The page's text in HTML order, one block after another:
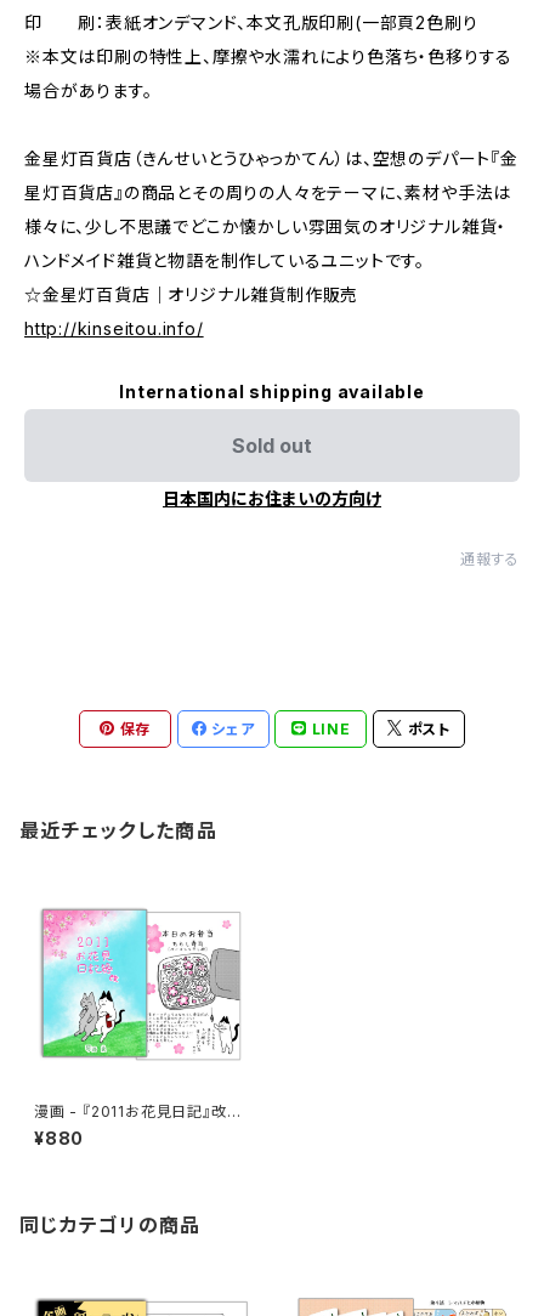
印 刷：表紙オンデマンド、本文孔版印刷(一部頁2色刷り
※本文は印刷の特性上、摩擦や水濡れにより色落ち・色移りする
場合があります。
金星灯百貨店（きんせいとうひゃっかてん）は、空想のデパート『金
星灯百貨店』の商品とその周りの人々をテーマに、素材や手法は
様々に、少し不思議でどこか懐かしい雰囲気のオリジナル雑貨・
ハンドメイド雑貨と物語を制作しているユニットです。
☆金星灯百貨店｜オリジナル雑貨制作販売
http://kinseitou.info/
International shipping available
Sold out
日本国内にお住まいの方向け
通報する
保存 シェア LINE ポスト
最近チェックした商品
漫画 - 『2011お花見日記』改訂
版
¥880
同じカテゴリの商品